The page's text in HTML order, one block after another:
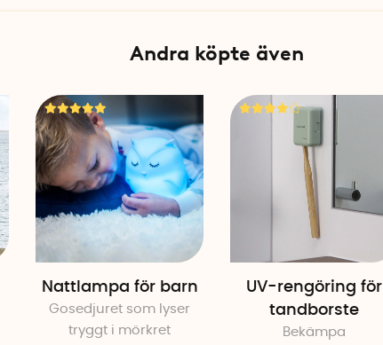
Andra köpte även
Nattlampa för barn
Gosedjuret som lyser
tryggt i mörkret
UV-rengöring för
tandborste
Bekämpa